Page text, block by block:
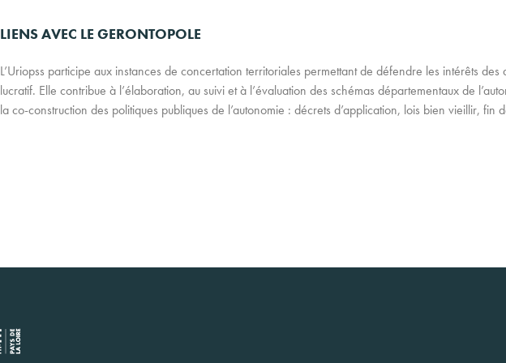
LIENS AVEC LE GERONTOPOLE
L’Uriopss participe aux instances de concertation territoriales permettant de défendre les intérêts des
lucratif. Elle contribue à l’élaboration, au suivi et à l’évaluation des schémas départementaux de
la co-construction des politiques publiques de l’autonomie : décrets d’application, lois bien vieillir, fin